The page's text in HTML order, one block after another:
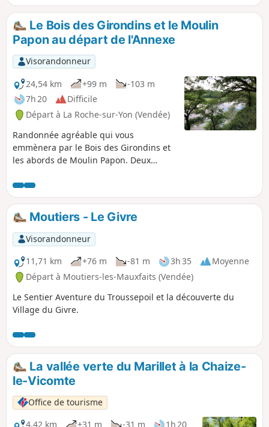
temps de regarder les informations
pratiques.
Le Bois des Girondins et le Moulin
Papon au départ de l'Annexe
Visorandonneur
24,54 km
+99 m
-103 m
7h 20
Difficile
Départ à La Roche-sur-Yon (Vendée)
Randonnée agréable qui vous
emmènera par le Bois des Girondins et
les abords de Moulin Papon. Deux
passage du pont au niveau de la
Bertheliére et le passage du gué au
niveau Ruisseau des Coux. Voir
Informations Pratiques.
Moutiers - Le Givre
Visorandonneur
11,71 km
+76 m -81 m 3h 35
Moyenne
Départ à Moutiers-les-Mauxfaits (Vendée)
Le Sentier Aventure du Troussepoil et la découverte du
Village du Givre.
La vallée verte du Marillet à la Chaize-
le-Vicomte
Office de tourisme
4,42 km
+31 m -31 m
1h 20